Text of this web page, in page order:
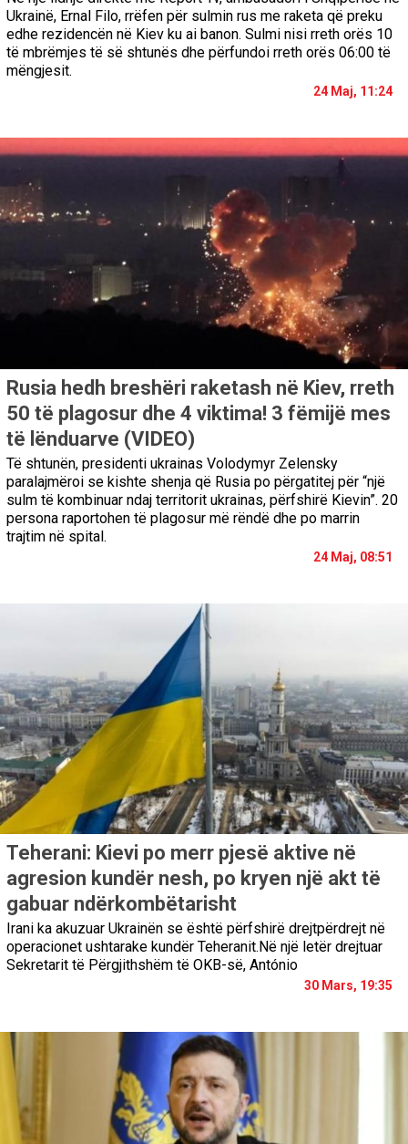
Ukrainë, Ernal Filo, rrëfen për sulmin rus me raketa që preku
edhe rezidencën në Kiev ku ai banon. Sulmi nisi rreth orës 10
të mbrëmjes të së shtunës dhe përfundoi rreth orës 06:00 të
mëngjesit.
24 Maj, 11:24
Rusia hedh breshëri raketash në Kiev, rreth
50 të plagosur dhe 4 viktima! 3 fëmijë mes
të lënduarve (VIDEO)
Të shtunën, presidenti ukrainas Volodymyr Zelensky
paralajmëroi se kishte shenja që Rusia po përgatitej për “një
sulm të kombinuar ndaj territorit ukrainas, përfshirë Kievin”. 20
persona raportohen të plagosur më rëndë dhe po marrin
trajtim në spital.
24 Maj, 08:51
Teherani: Kievi po merr pjesë aktive në
agresion kundër nesh, po kryen një akt të
gabuar ndërkombëtarisht
Irani ka akuzuar Ukrainën se është përfshirë drejtpërdrejt në
operacionet ushtarake kundër Teheranit.Në një letër drejtuar
Sekretarit të Përgjithshëm të OKB-së, António
30 Mars, 19:35